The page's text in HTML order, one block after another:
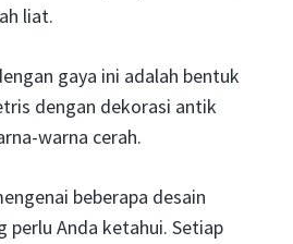
liat.
gaya ini adalah bentuk
dengan dekorasi antik
warna cerah.
beberapa desain
perlu Anda ketahui. Setiap